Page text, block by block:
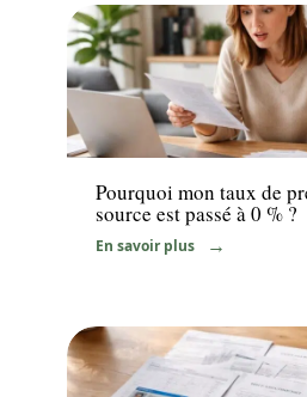
News
Pourquoi mon taux de
source est passé à 0 % ?
En savoir plus